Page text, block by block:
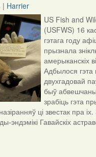
| Harrier
US Fish and
(USFWS) 16
гэтага году
прызнала
амерыканскіх
Адбылося гэта
двухгадовай
быў
зрабіць гэта
ці звестак пра
эндэмікі Гавайскіх